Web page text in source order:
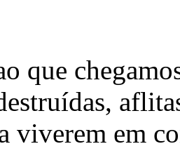
que
viverem em